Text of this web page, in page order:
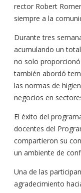
rector Robert
siempre a la
Durante tres
acumulando un
no solo
también abordó
las normas de
negocios en
El éxito del
docentes del
compartieron su
un ambiente de
Una de las
agradecimiento